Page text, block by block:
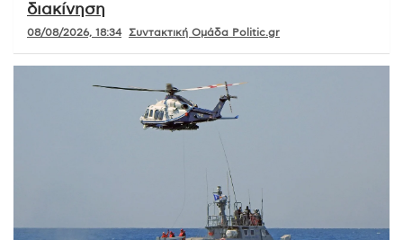
διακίνηση
08/08/2026, 18:34 Συντακτική Ομάδα Politic.gr